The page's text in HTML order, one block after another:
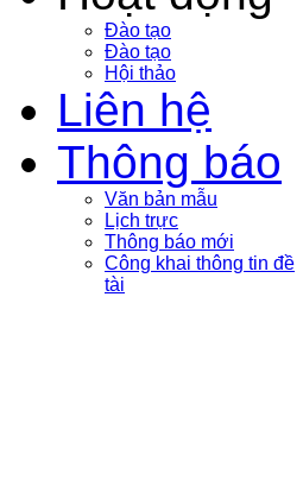
Đào tạo
Đào tạo
Hội thảo
Liên hệ
Thông báo
Văn bản mẫu
Lịch trực
Thông báo mới
Công khai thông tin đề
tài